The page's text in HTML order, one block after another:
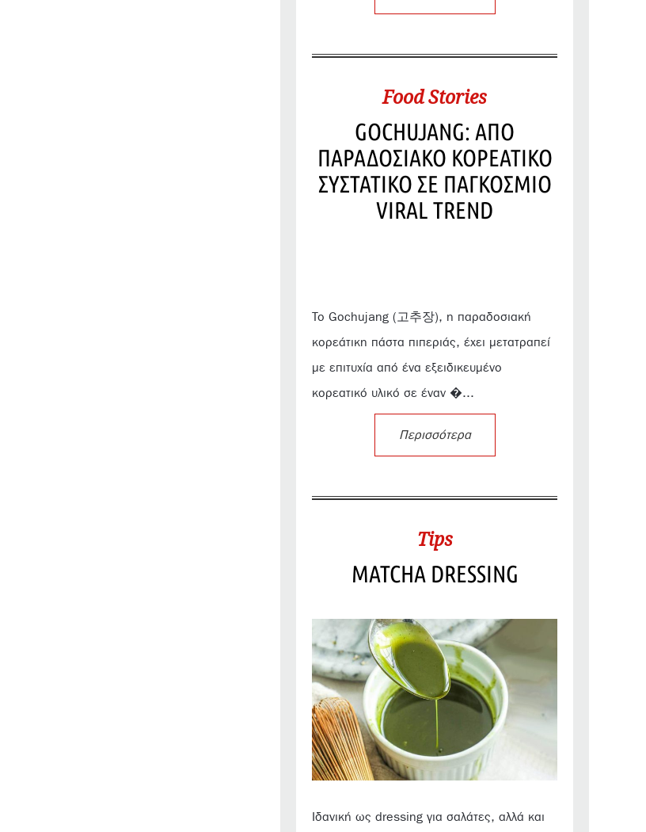
Food Stories
GOCHUJANG: ΑΠΟ
ΠΑΡΑΔΟΣΙΑΚΟ ΚΟΡΕΑΤΙΚΟ
ΣΥΣΤΑΤΙΚΟ ΣΕ ΠΑΓΚΟΣΜΙΟ
VIRAL TREND
Το Gochujang (고추장), η παραδοσιακή
κορεάτικη πάστα πιπεριάς, έχει μετατραπεί
με επιτυχία από ένα εξειδικευμένο
κορεατικό υλικό σε έναν �...
Περισσότερα
Tips
MATCHA DRESSING
Ιδανική ως dressing για σαλάτες, αλλά και